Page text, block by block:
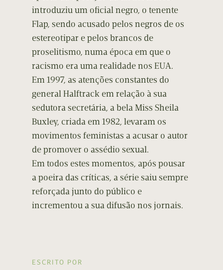
introduziu um oficial negro, o tenente
Flap, sendo acusado pelos negros de os
estereotipar e pelos brancos de
proselitismo, numa época em que o
racismo era uma realidade nos EUA.
Em 1997, as atenções constantes do
general Halftrack em relação à sua
sedutora secretária, a bela Miss Sheila
Buxley, criada em 1982, levaram os
movimentos feministas a acusar o autor
de promover o assédio sexual.
Em todos estes momentos, após pousar
a poeira das críticas, a série saiu sempre
reforçada junto do público e
incrementou a sua difusão nos jornais.
ESCRITO POR